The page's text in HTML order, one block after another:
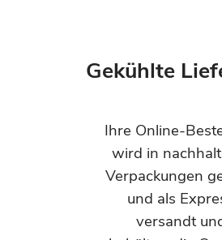
Gekühlte
Ihre Online-
wird in
Verpackungen
und als
versandt